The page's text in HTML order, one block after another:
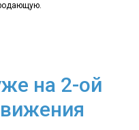
на 2-ой